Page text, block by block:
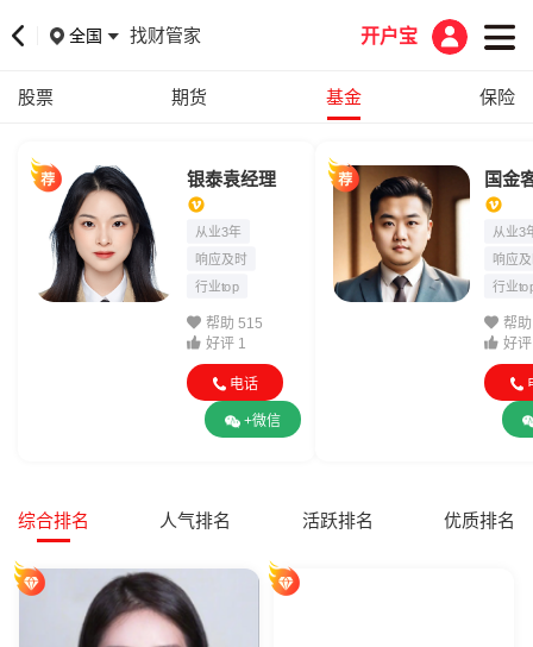
全国 找财管家 开户宝
股票 期货 基金 保险
银泰袁经理
从业3年
响应及时
行业top
帮助 515
好评 1
电话
+微信
国金
从业3
响应
行业
帮
好
综合排名 人气排名 活跃排名 优质排名